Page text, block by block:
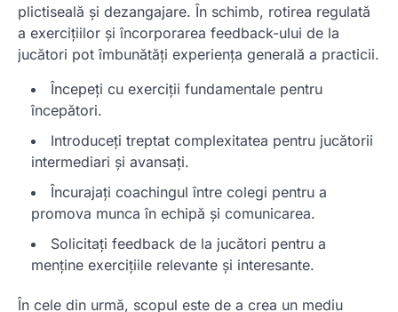
plictiseală și dezangajare. În schimb, rotirea regulată
a exercițiilor și încorporarea feedback-ului de la
jucători pot îmbunătăți experiența generală a practicii.
Începeți cu exerciții fundamentale pentru
începători.
Introduceți treptat complexitatea pentru jucătorii
intermediari și avansați.
Încurajați coachingul între colegi pentru a
promova munca în echipă și comunicarea.
Solicitați feedback de la jucători pentru a
menține exercițiile relevante și interesante.
În cele din urmă, scopul este de a crea un mediu